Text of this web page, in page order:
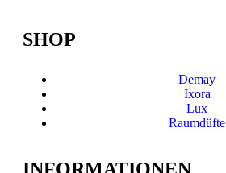
SHOP
Demay
Ixora
Lux
Raumdüfte